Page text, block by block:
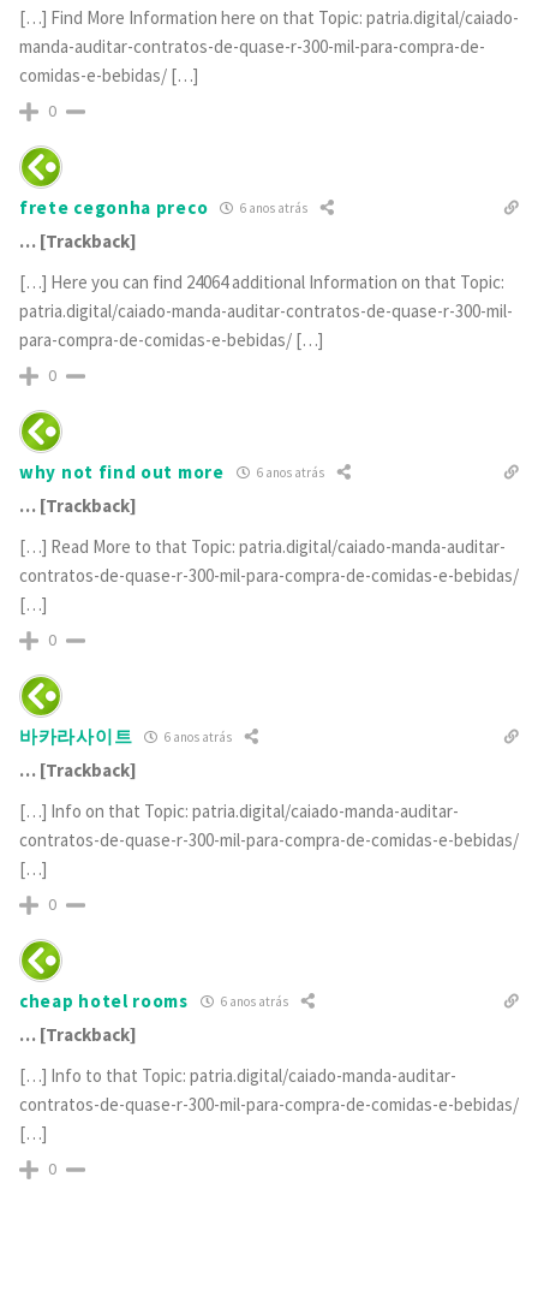
[…] Find More Information here on that Topic: patria.digital/caiado-
manda-auditar-contratos-de-quase-r-300-mil-para-compra-de-
comidas-e-bebidas/ […]
0
frete cegonha preco 6 anos atrás
… [Trackback]
[…] Here you can find 24064 additional Information on that Topic:
patria.digital/caiado-manda-auditar-contratos-de-quase-r-300-mil-
para-compra-de-comidas-e-bebidas/ […]
0
why not find out more 6 anos atrás
… [Trackback]
[…] Read More to that Topic: patria.digital/caiado-manda-auditar-
contratos-de-quase-r-300-mil-para-compra-de-comidas-e-bebidas/
[…]
0
바카라사이트 6 anos atrás
… [Trackback]
[…] Info on that Topic: patria.digital/caiado-manda-auditar-
contratos-de-quase-r-300-mil-para-compra-de-comidas-e-bebidas/
[…]
0
cheap hotel rooms 6 anos atrás
… [Trackback]
[…] Info to that Topic: patria.digital/caiado-manda-auditar-
contratos-de-quase-r-300-mil-para-compra-de-comidas-e-bebidas/
[…]
0